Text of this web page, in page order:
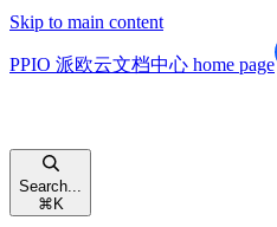
Skip to main content
PPIO 派欧云文档中心 home page
Search...
⌘ K